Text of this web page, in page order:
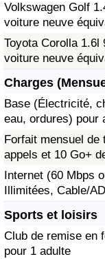
Volkswagen Golf
voiture neuve
Toyota Corolla 1.6l
voiture neuve
Charges
Base (Électricité,
eau, ordures) pour
Forfait mensuel de
appels et 10 Go+
Internet (60 Mbps
Illimitées, Cable/
Sports et loisirs
Club de remise en
pour 1 adulte